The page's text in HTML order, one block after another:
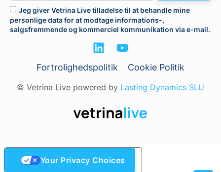
Jeg giver Vetrina Live tilladelse til at behandle mine
personlige data for at modtage informations-,
salgsfremmende og kommerciel kommunikation via e-mail.
Fortrolighedspolitik Cookie Politik
© Vetrina Live powered by Lasting Dynamics SLU
Your Privacy Choices